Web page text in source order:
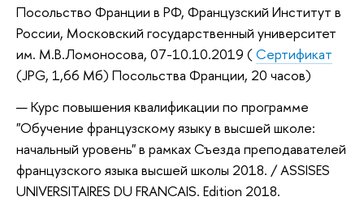
Посольство Франции в РФ, Французский Институт в
России, Московский государственный университет
им. М.В.Ломоносова, 07-10.10.2019 (Сертификат
(JPG, 1,66 Мб) Посольства Франции, 20 часов)
Курс повышения квалификации по программе
"Обучение французскому языку в высшей школе:
начальный уровень" в рамках Съезда преподавателей
французского языка высшей школы 2018. / ASSISES
UNIVERSITAIRES DU FRANCAIS. Edition 2018.